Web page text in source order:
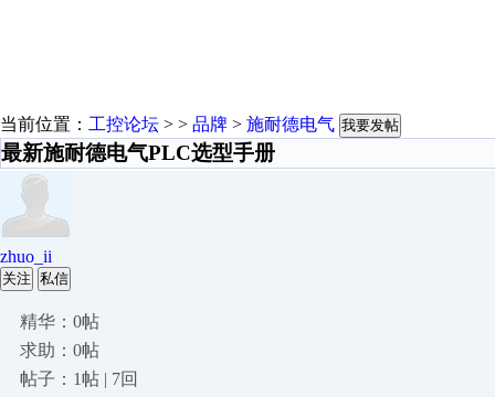
当前位置： 工控论坛 > > 品牌 > 施耐德电气 我要发帖
​最新施耐德电气PLC选型手册
zhuo_ii
关注 私信
精华：0帖
求助：0帖
帖子：1帖 | 7回